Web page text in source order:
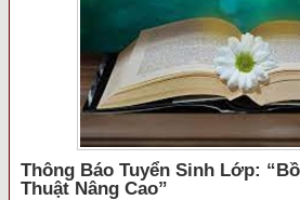
Thông Báo Tuyển Sinh Lớp:
Thuật Nâng Cao”